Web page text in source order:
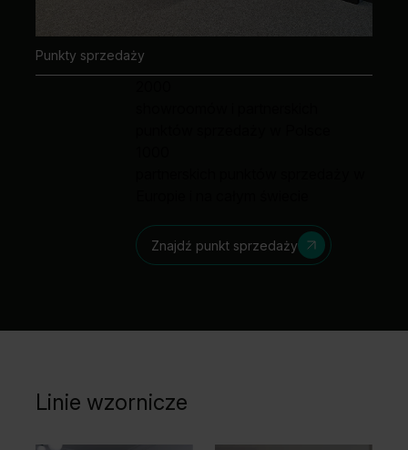
Punkty sprzedaży
Znajdź punkt sprzedaży
Linie wzornicze